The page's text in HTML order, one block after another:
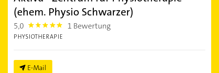
(ehem. Physio Schwarzer)
5,0 5.0 1 Bewertung
PHYSIOTHERAPIE
E-Mail